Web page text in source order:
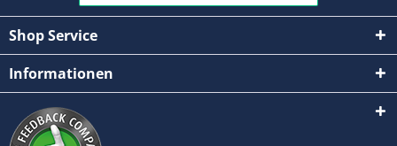
Shop Service
Informationen